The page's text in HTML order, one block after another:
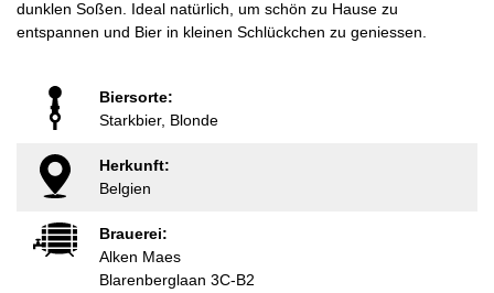
dunklen Soßen. Ideal natürlich, um schön zu Hause zu
entspannen und Bier in kleinen Schlückchen zu geniessen.
Biersorte:
Starkbier, Blonde
Herkunft:
Belgien
Brauerei:
Alken Maes
Blarenberglaan 3C-B2